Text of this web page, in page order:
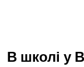
В школі у